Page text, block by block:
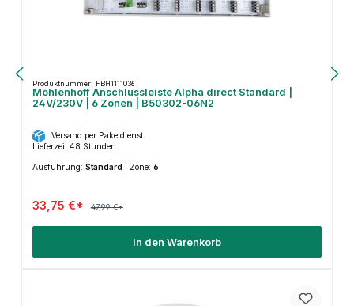
Produktnummer: FBH1111036
Möhlenhoff Anschlussleiste Alpha direct Standard |
24V/230V | 6 Zonen | B50302-06N2
Versand per Paketdienst
Lieferzeit 48 Stunden
Ausführung: Standard Zone: 6
33,75 €* 47,99 €*
In den Warenkorb